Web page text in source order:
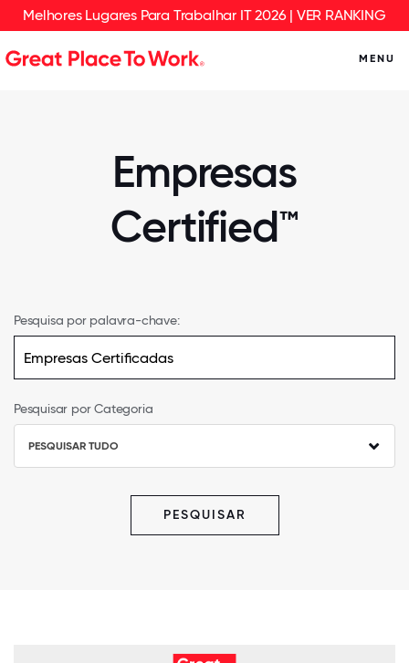
Melhores Lugares Para Trabalhar IT 2026 | VER RANKING
MENU
Empresas
Certified™
Pesquisa por palavra-chave:
Pesquisar por Categoria
PESQUISAR TUDO
PESQUISAR